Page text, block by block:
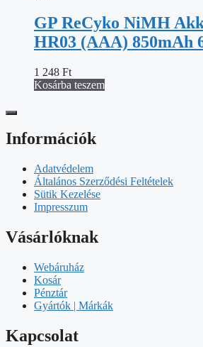
GP ReCyko NiMH
HR03 (AAA) 850mAh
1 248 Ft
Kosárba teszem
Információk
Adatvédelem
Általános Szerződési Feltételek
Sütik Kezelése
Impresszum
Vásárlóknak
Webáruház
Kosár
Pénztár
Gyártók | Márkák
Kapcsolat